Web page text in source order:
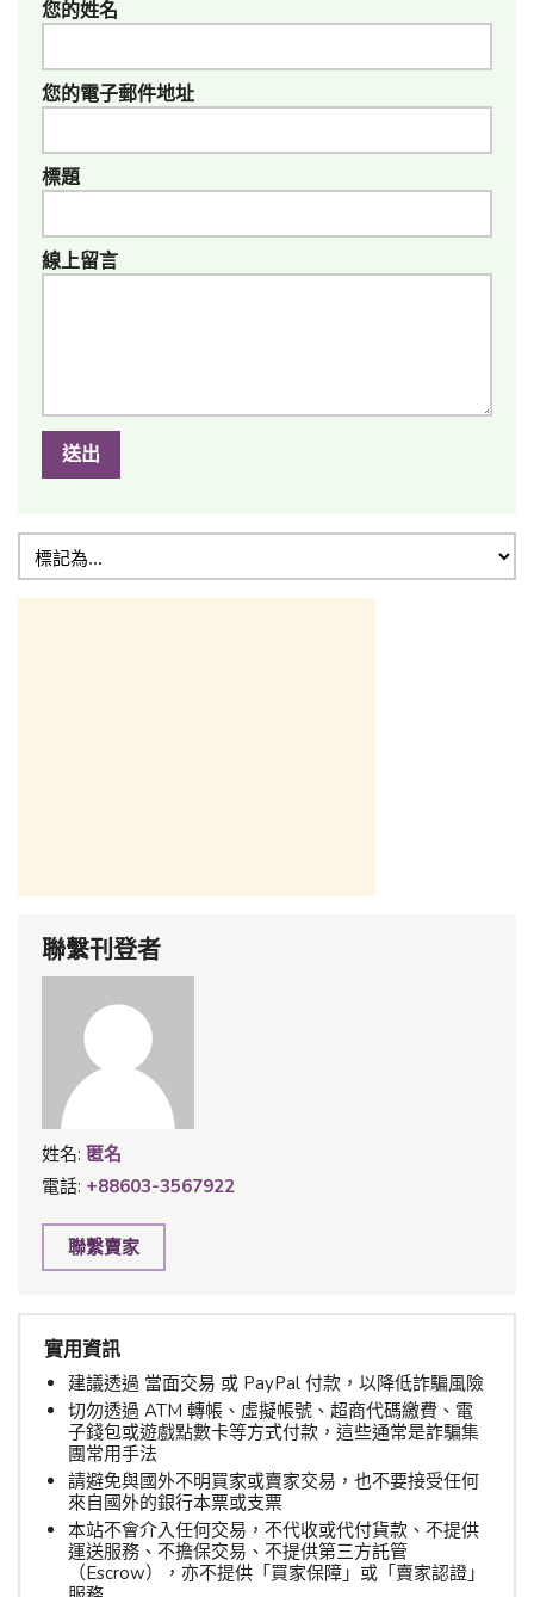
您的姓名
您的電子郵件地址
標題
線上留言
送出
聯繫刊登者
姓名: 匿名
電話: +88603-3567922
聯繫賣家
實用資訊
建議透過 當面交易 或 PayPal 付款，以降低詐騙風險
切勿透過 ATM 轉帳、虛擬帳號、超商代碼繳費、電
子錢包或遊戲點數卡等方式付款，這些通常是詐騙集
團常用手法
請避免與國外不明買家或賣家交易，也不要接受任何
來自國外的銀行本票或支票
本站不會介入任何交易，不代收或代付貨款、不提供
運送服務、不擔保交易、不提供第三方託管
（Escrow），亦不提供「買家保障」或「賣家認證」